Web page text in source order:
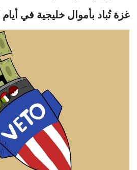
غزة تُباد بأموال خليجية في أيام